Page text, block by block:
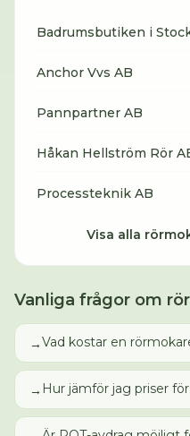
Badrumsbutiken i
Anchor Vvs AB
Pannpartner AB
Håkan Hellström Rör
Processteknik AB
Visa alla
Vanliga frågor om
→Vad kostar en
→ Hur jämför jag priser